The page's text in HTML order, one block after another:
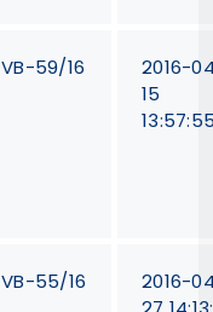
VB-59/16
2016-
15
VB-55/16
2016-